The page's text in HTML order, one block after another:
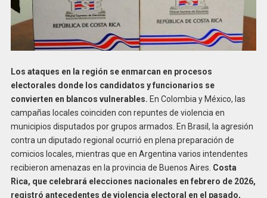
Los ataques en la región se enmarcan en procesos
electorales donde los candidatos y funcionarios se
convierten en blancos vulnerables. En Colombia y México, las
campañas locales coinciden con repuntes de violencia en
municipios disputados por grupos armados. En Brasil, la agresión
contra un diputado regional ocurrió en plena preparación de
comicios locales, mientras que en Argentina varios intendentes
recibieron amenazas en la provincia de Buenos Aires. Costa
Rica, que celebrará elecciones nacionales en febrero de 2026,
registró antecedentes de violencia electoral en el pasado,